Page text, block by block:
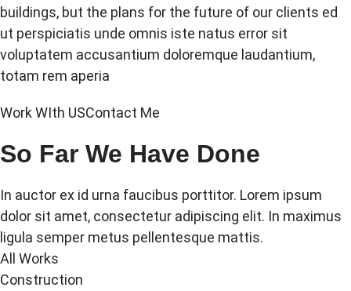
buildings, but the plans for the future of our clients ed
ut perspiciatis unde omnis iste natus error sit
voluptatem accusantium doloremque laudantium,
totam rem aperia
Work WIth USContact Me
So Far We Have Done
In auctor ex id urna faucibus porttitor. Lorem ipsum
dolor sit amet, consectetur adipiscing elit. In maximus
ligula semper metus pellentesque mattis.
All Works
Construction